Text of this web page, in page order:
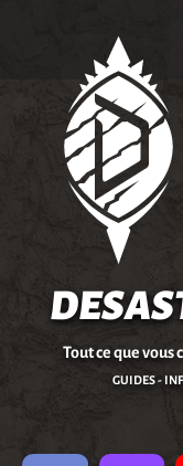
Tout ce que vous
GUIDES -